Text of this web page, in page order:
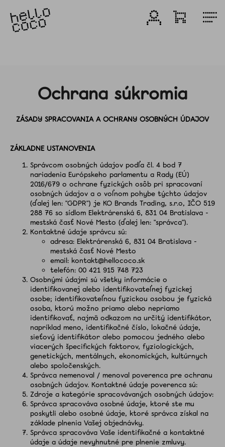
obsah
Recenzie
Kontakt
produkty
Zvýhodnené
Zubné
pasty
Darčeky
Zubné
kefky
Medzizubná
starostlivosť
Prihlásenie
Ochrana súkromia
ZÁSADY SPRACOVANIA A OCHRANY OSOBNÝCH ÚDAJOV
ZÁKLADNE USTANOVENIA
Správcom osobných údajov podľa čl. 4 bod 7
nariadenia Európskeho parlamentu a Rady (EÚ)
2016/679 o ochrane fyzických osôb pri spracovaní
osobných údajov a o voľnom pohybe týchto údajov
(ďalej len: "GDPR") je KO Brands Trading, s.r.o, IČO 519
288 76 so sídlom Elektrárenská 6, 831 04 Bratislava -
mestská časť Nové Mesto (ďalej len: "správca").
Kontaktné údaje správcu sú:
adresa: Elektrárenská 6, 831 04 Bratislava -
mestská časť Nové Mesto
email: kontakt@hellococo.sk
telefón: 00 421 915 748 723
Osobnými údajmi sú všetky informácie o
identifikovanej alebo identifikovateľnej fyzickej
osobe; identifikovateľnou fyzickou osobou je fyzická
osoba, ktorú možno priamo alebo nepriamo
identifikovať, najmä odkazom na určitý identifikátor,
napríklad meno, identifikačné číslo, lokačné údaje,
sieťový identifikátor alebo pomocou jedného alebo
viacerých špecifických faktorov, fyziologických,
genetických, mentálnych, ekonomických, kultúrnych
alebo spoločenských.
Správca nemenoval / menoval poverenca pre ochranu
osobných údajov. Kontaktné údaje poverenca sú:
Zdroje a kategórie spracovávaných osobných údajov:
Správca spracováva osobné údaje, ktoré ste mu
poskytli alebo osobné údaje, ktoré správca získal na
základe plnenia Vašej objednávky.
Správca spracováva Vaše identifikačné a kontaktné
údaje a údaje nevyhnutné pre plnenie zmluvy.